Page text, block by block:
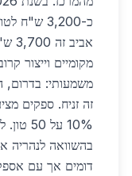
כ-3,200
מקומיים וייצור
10% על 50 טון. ל-
בהשוואה לנהריה
דומים אך עם